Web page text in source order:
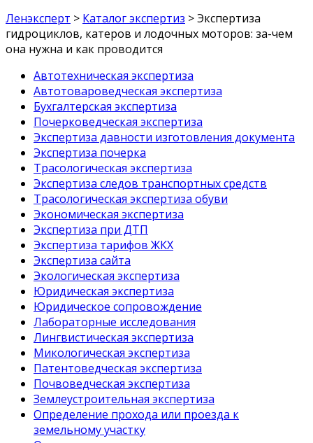
Ленэксперт > Каталог экспертиз >Экспертиза
гидроциклов, катеров и лодочных моторов: за-чем
она нужна и как проводится
Автотехническая экспертиза
Автотовароведческая экспертиза
Бухгалтерская экспертиза
Почерковедческая экспертиза
Экспертиза давности изготовления документа
Экспертиза почерка
Трасологическая экспертиза
Экспертиза следов транспортных средств
Трасологическая экспертиза обуви
Экономическая экспертиза
Экспертиза при ДТП
Экспертиза тарифов ЖКХ
Экспертиза сайта
Экологическая экспертиза
Юридическая экспертиза
Юридическое сопровождение
Лабораторные исследования
Лингвистическая экспертиза
Микологическая экспертиза
Патентоведческая экспертиза
Почвоведческая экспертиза
Землеустроительная экспертиза
Определение прохода или проезда к
земельному участку